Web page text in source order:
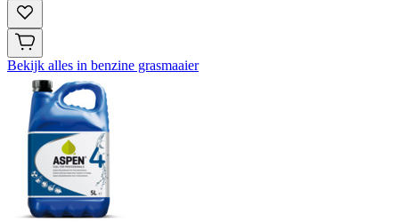
Bekijk alles in benzine grasmaaier